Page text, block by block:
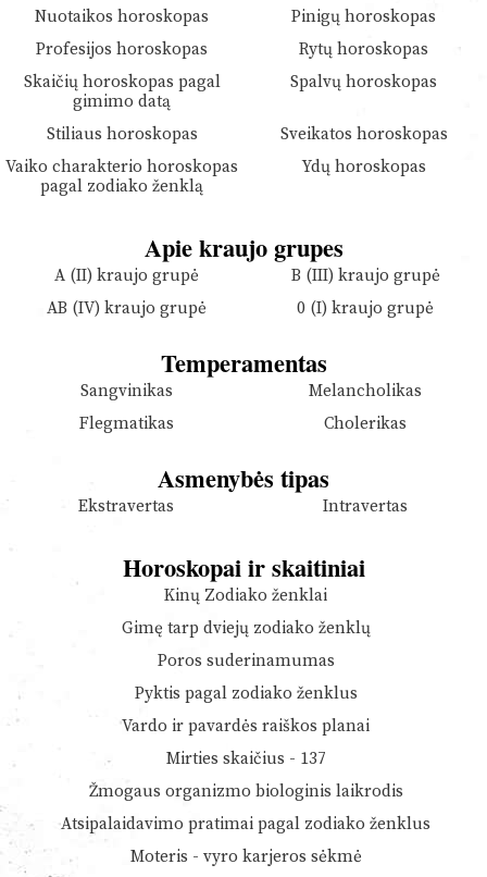
Nuotaikos horoskopas
Pinigų horoskopas
Profesijos horoskopas
Rytų horoskopas
Skaičių horoskopas pagal
gimimo datą
Spalvų horoskopas
Stiliaus horoskopas
Sveikatos horoskopas
Vaiko charakterio horoskopas
pagal zodiako ženklą
Ydų horoskopas
Apie kraujo grupes
A (II) kraujo grupė
B (III) kraujo grupė
AB (IV) kraujo grupė
0 (I) kraujo grupė
Temperamentas
Sangvinikas
Melancholikas
Flegmatikas
Cholerikas
Asmenybės tipas
Ekstravertas Intravertas
Horoskopai ir skaitiniai
Kinų Zodiako ženklai
Gimę tarp dviejų zodiako ženklų
Poros suderinamumas
Pyktis pagal zodiako ženklus
Vardo ir pavardės raiškos planai
Mirties skaičius - 137
Žmogaus organizmo biologinis laikrodis
Atsipalaidavimo pratimai pagal zodiako ženklus
Moteris - vyro karjeros sėkmė